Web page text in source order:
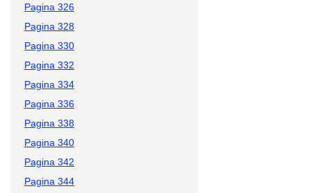
Pagina 326
Pagina 328
Pagina 330
Pagina 332
Pagina 334
Pagina 336
Pagina 338
Pagina 340
Pagina 342
Pagina 344